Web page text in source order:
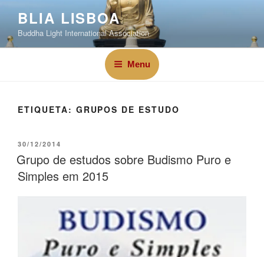
BLIA LISBOA
Buddha Light International Association
Menu
ETIQUETA: GRUPOS DE ESTUDO
30/12/2014
Grupo de estudos sobre Budismo Puro e
Simples em 2015